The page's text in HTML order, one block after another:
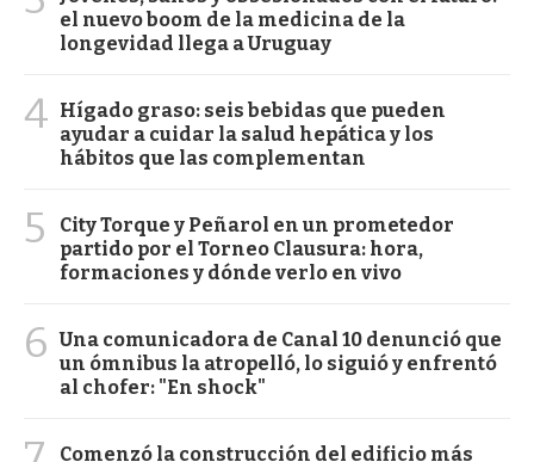
el nuevo boom de la medicina de la
longevidad llega a Uruguay
4 Hígado graso: seis bebidas que pueden
ayudar a cuidar la salud hepática y los
hábitos que las complementan
5
City Torque y Peñarol en un prometedor
partido por el Torneo Clausura: hora,
formaciones y dónde verlo en vivo
6 Una comunicadora de Canal 10 denunció que
un ómnibus la atropelló, lo siguió y enfrentó
al chofer: "En shock"
Comenzó la construcción del edificio más